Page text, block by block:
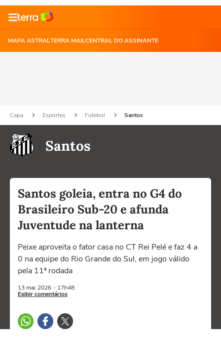
MAPA ASTRALTERRA MAILCENTRAL DO ASSINANTE
Capa Esportes Futebol Santos
Santos
Santos goleia, entra no G4 do
Brasileiro Sub-20 e afunda
Juventude na lanterna
Peixe aproveita o fator casa no CT Rei Pelé e faz 4 a
0 na equipe do Rio Grande do Sul, em jogo válido
pela 11ª rodada
13 mai 2026 - 17h48
Exibir comentários